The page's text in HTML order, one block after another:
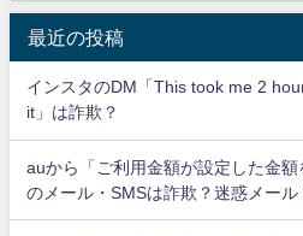
最近の投稿
インスタのDM「This took me 2
it」は詐欺？
auから「ご利用金額が設定した金
のメール・SMSは詐欺？迷惑メール